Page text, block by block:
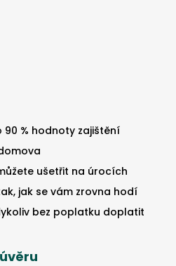
90 % hodnoty zajištění
ušetřit na úrocích
jak se vám zrovna hodí
bez poplatku doplatit